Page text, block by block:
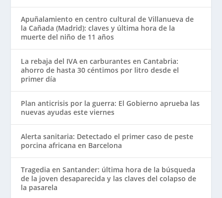
Apuñalamiento en centro cultural de Villanueva de
la Cañada (Madrid): claves y última hora de la
muerte del niño de 11 años
La rebaja del IVA en carburantes en Cantabria:
ahorro de hasta 30 céntimos por litro desde el
primer día
Plan anticrisis por la guerra: El Gobierno aprueba las
nuevas ayudas este viernes
Alerta sanitaria: Detectado el primer caso de peste
porcina africana en Barcelona
Tragedia en Santander: última hora de la búsqueda
de la joven desaparecida y las claves del colapso de
la pasarela